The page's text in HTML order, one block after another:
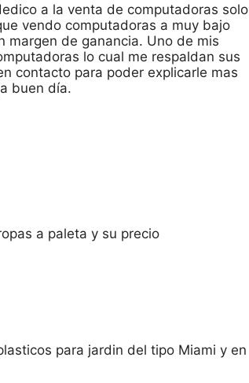
a la venta de computadoras solo
vendo computadoras a muy bajo
margen de ganancia. Uno de mis
lo cual me respaldan sus
contacto para poder explicarle mas
buen día.
a paleta y su precio
para jardin del tipo Miami y en